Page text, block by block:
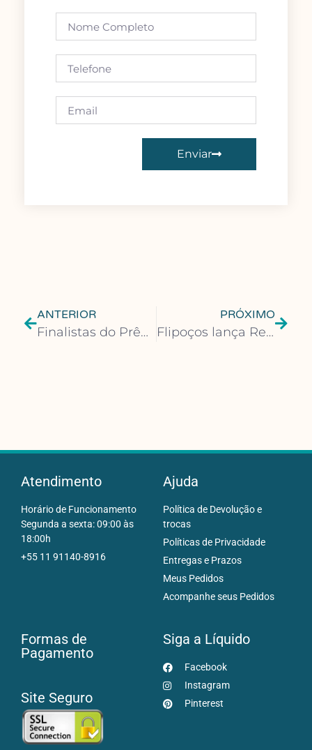
Enviar
ANTERIOR
Finalistas do Prêmio Literário Voz vão lançar seus títulos pela Editora Patuá
PRÓXIMO
Flipoços lança Residência Literária 2025 com chamamento público em Portugal
Atendimento
Horário de Funcionamento
Segunda a sexta: 09:00 às
18:00h
+55 11 91140-8916
Ajuda
Política de Devolução e
trocas
Políticas de Privacidade
Entregas e Prazos
Meus Pedidos
Acompanhe seus Pedidos
Formas de
Pagamento
Site Seguro
Siga a Líquido
Facebook
Instagram
Pinterest